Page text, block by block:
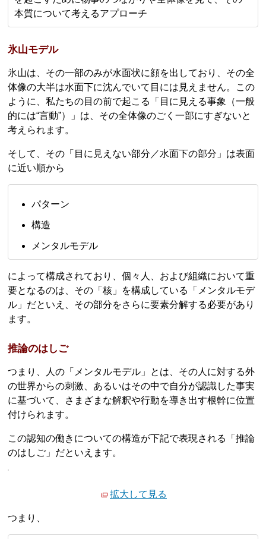
本質について考えるアプローチ
氷山モデル
氷山は、その一部のみが水面状に顔を出しており、その全
体像の大半は水面下に沈んでいて目には見えません。この
ように、私たちの目の前で起こる「目に見える事象（一般
的には“言動”）」は、その全体像のごく一部にすぎないと
考えられます。
そして、その「目に見えない部分／水面下の部分」は表面
に近い順から
パターン
構造
メンタルモデル
によって構成されており、個々人、および組織において重
要となるのは、その「核」を構成している「メンタルモデ
ル」だといえ、その部分をさらに要素分解する必要があり
ます。
推論のはしご
つまり、人の「メンタルモデル」とは、その人に対する外
の世界からの刺激、あるいはその中で自分が認識した事実
に基づいて、さまざまな解釈や行動を導き出す根幹に位置
付けられます。
この認知の働きについての構造が下記で表現される「推論
のはしご」だといえます。
拡大して見る
つまり、